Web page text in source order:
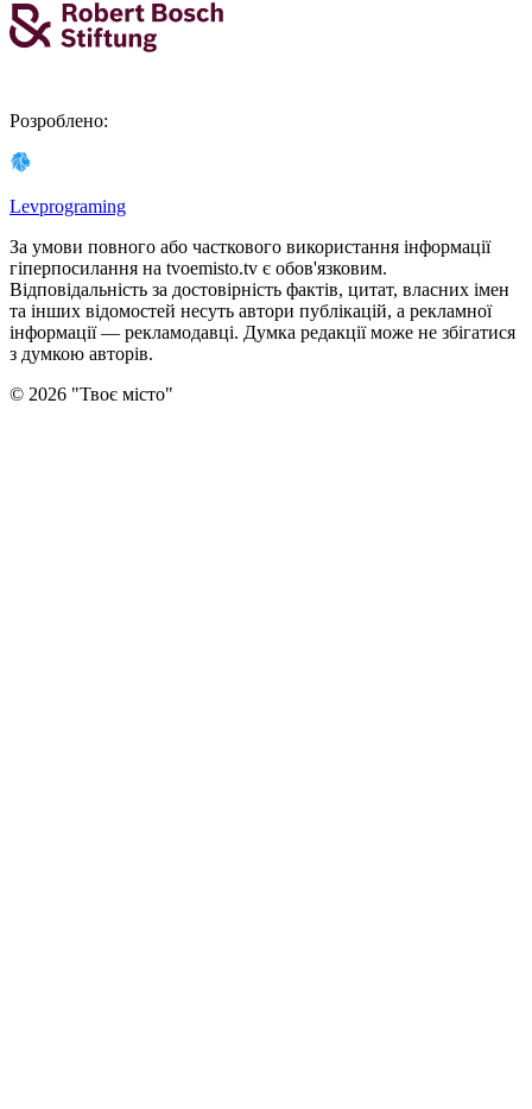
Розроблено:
Levprograming
За умови повного або часткового використання iнформацiї
гіперпосилання на tvoemisto.tv є обов'язковим.
Відповідальність за достовірність фактів, цитат, власних імен
та інших відомостей несуть автори публікацій, а рекламної
інформації — рекламодавці. Думка редакцiї може не збiгатися
з думкою авторiв.
© 2026 "Твоє місто"